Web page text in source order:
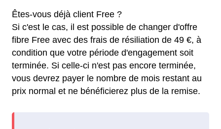
Êtes-vous déjà client Free ?
Si c'est le cas, il est possible de changer d'offre
fibre Free avec des frais de résiliation de 49 €, à
condition que votre période d'engagement soit
terminée. Si celle-ci n'est pas encore terminée,
vous devrez payer le nombre de mois restant au
prix normal et ne bénéficierez plus de la remise.